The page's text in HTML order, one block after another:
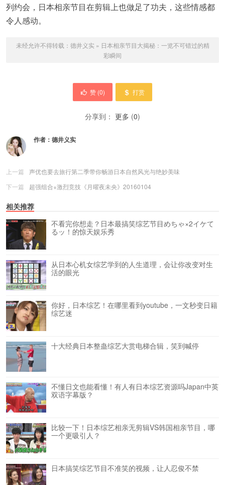
列约会，日本相亲节目在剪辑上也做足了功夫，这些情感都
令人感动。
未经允许不得转载： 德井义实 » 日本相亲节目大揭秘：一览不可错过的精
彩瞬间
赞 (0) 打赏
分享到： 更多 (0)
作者： 德井义实
上一篇
声优也要去旅行第二季带你畅游日本自然风光与绝妙美味
下一篇
超强组合+激烈竞技《月曜夜未央》20160104
相关推荐
不看完你想走？日本最搞笑综艺节目めちゃ×2イケて
るッ！的惊天娱乐秀
从日本心机女综艺学到的人生道理，会让你改变对生
活的眼光
你好，日本综艺！在哪里看到youtube，一文秒变日籍
综艺迷
十大经典日本整蛊综艺大赏电梯合辑，笑到喊停
不懂日文也能看懂！有人有日本综艺资源吗Japan中英
双语字幕版？
比较一下！日本综艺相亲无剪辑VS韩国相亲节目，哪
一个更吸引人？
日本搞笑综艺节目不准笑的视频，让人忍俊不禁